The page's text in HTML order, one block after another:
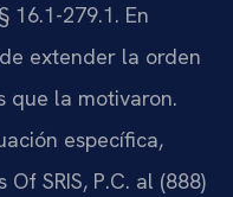
16.1-279.1. En
extender la orden
que la motivaron.
específica,
SRIS, P.C. al (888)